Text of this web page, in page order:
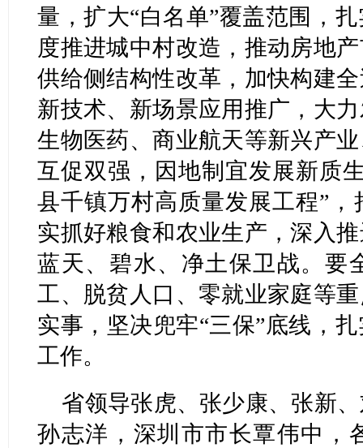
量，扩大“白名单”覆盖范围，
度推进城中村改造，推动房地
供给侧结构性改革，加快构建
新技术、新场景应用推广，大
生物医药、商业航天等新兴产
互促双强，因地制宜发展新质
县千镇万村高质量发展工程”
实抓好粮食和农业生产，深入
蓝天、碧水、净土保卫战。要
工、脱贫人口、零就业家庭等
实事，坚决兜牢“三保”底线，
工作。
省领导张虎、张少康、张新
孙志洋，深圳市市长覃伟中，